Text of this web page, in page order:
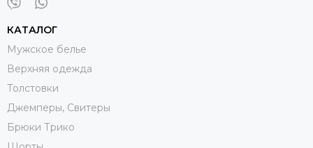
КАТАЛОГ
Мужское белье
Верхняя одежда
Толстовки
Джемперы, Свитеры
Брюки Трико